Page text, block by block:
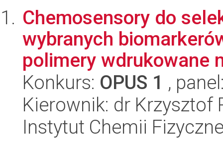
Chemosensory do
wybranych
polimery wdrukowane
Konkurs: OPUS 1 ,
Kierownik: dr Krzysztof
Instytut Chemii